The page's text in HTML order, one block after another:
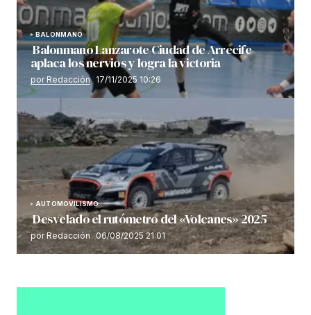
BALONMANO
Balonmano Lanzarote Ciudad de Arrecife
aplaca los nervios y logra la victoria
por Redacción 17/11/2025 10:26
AUTOMOVILISMO
Desvelado el rutómetro del «Volcanes» 2025
por Redacción 06/08/2025 21:01